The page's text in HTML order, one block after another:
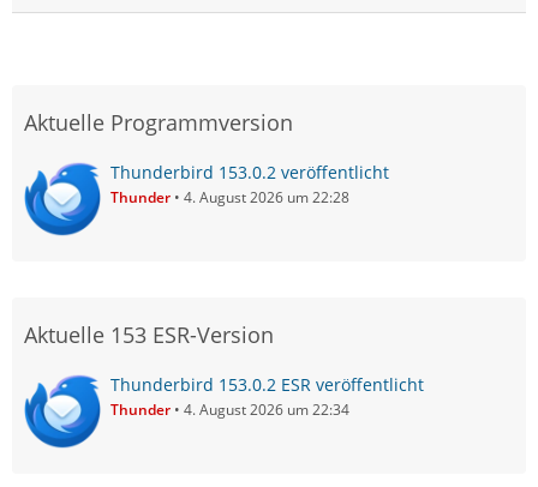
Aktuelle Programmversion
Thunderbird 153.0.2 veröffentlicht
Thunder 4. August 2026 um 22:28
Aktuelle 153 ESR-Version
Thunderbird 153.0.2 ESR veröffentlicht
Thunder 4. August 2026 um 22:34